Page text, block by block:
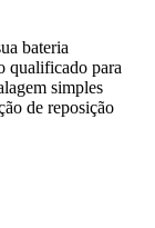
bateria
qualificado para
simples
de reposição